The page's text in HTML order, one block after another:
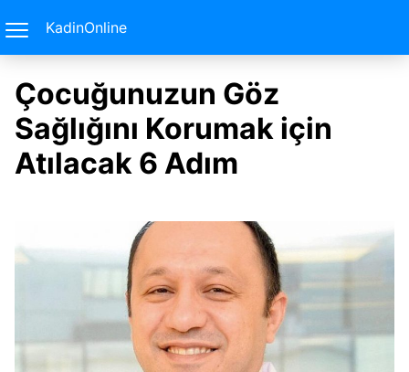
KadinOnline
Çocuğunuzun Göz
Sağlığını Korumak için
Atılacak 6 Adım